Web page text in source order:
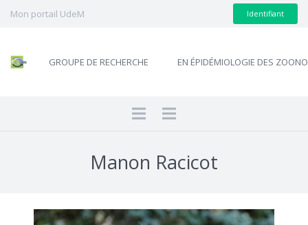
Mon portail UdeM Identifiant
GROUPE DE RECHERCHE EN ÉPIDÉMIOLOGIE DES
Manon Racicot